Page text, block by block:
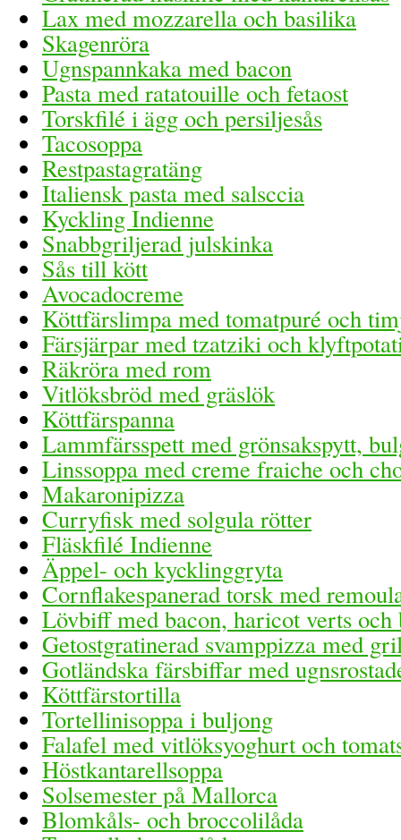
Lax med mozzarella och basilika
Skagenröra
Ugnspannkaka med bacon
Pasta med ratatouille och fetaost
Torskfilé i ägg och persiljesås
Tacosoppa
Restpastagratäng
Italiensk pasta med salsccia
Kyckling Indienne
Snabbgriljerad julskinka
Sås till kött
Avocadocreme
Köttfärslimpa med tomatpuré och
Färsjärpar med tzatziki och
Räkröra med rom
Vitlöksbröd med gräslök
Köttfärspanna
Lammfärsspett med grönsakspytt,
Linssoppa med creme fraiche och
Makaronipizza
Curryfisk med solgula rötter
Fläskfilé Indienne
Äppel- och kycklinggryta
Cornflakespanerad torsk med
Lövbiff med bacon, haricot verts och
Getostgratinerad svamppizza med
Gotländska färsbiffar med
Köttfärstortilla
Tortellinisoppa i buljong
Falafel med vitlöksyoghurt och
Höstkantarellsoppa
Solsemester på Mallorca
Blomkåls- och broccolilåda